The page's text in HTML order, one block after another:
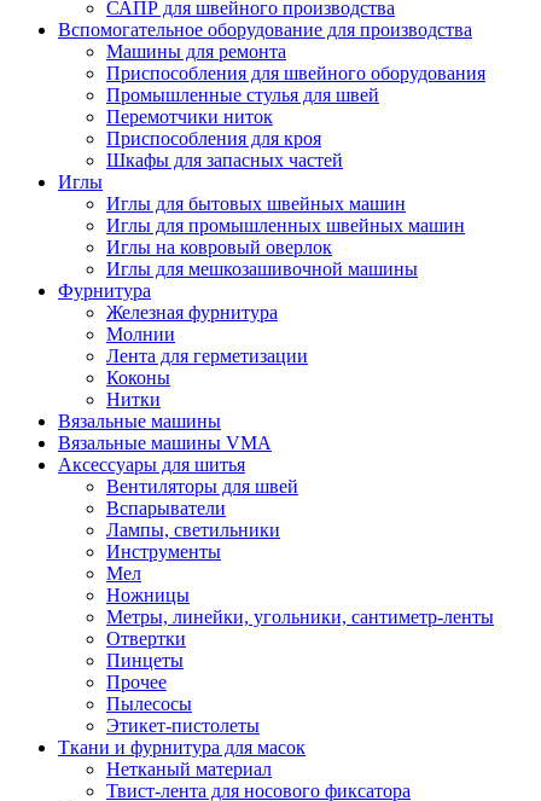
САПР для швейного производства
Вспомогательное оборудование для производства
Машины для ремонта
Приспособления для швейного оборудования
Промышленные стулья для швей
Перемотчики ниток
Приспособления для кроя
Шкафы для запасных частей
Иглы
Иглы для бытовых швейных машин
Иглы для промышленных швейных машин
Иглы на ковровый оверлок
Иглы для мешкозашивочной машины
Фурнитура
Железная фурнитура
Молнии
Лента для герметизации
Коконы
Нитки
Вязальные машины
Вязальные машины VMA
Аксессуары для шитья
Вентиляторы для швей
Вспарыватели
Лампы, светильники
Инструменты
Мел
Ножницы
Метры, линейки, угольники, сантиметр-ленты
Отвертки
Пинцеты
Прочее
Пылесосы
Этикет-пистолеты
Ткани и фурнитура для масок
Нетканый материал
Твист-лента для носового фиксатора